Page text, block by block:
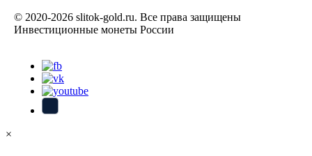
© 2020-2026 slitok-gold.ru. Все права защищены
Инвестиционные монеты России
×